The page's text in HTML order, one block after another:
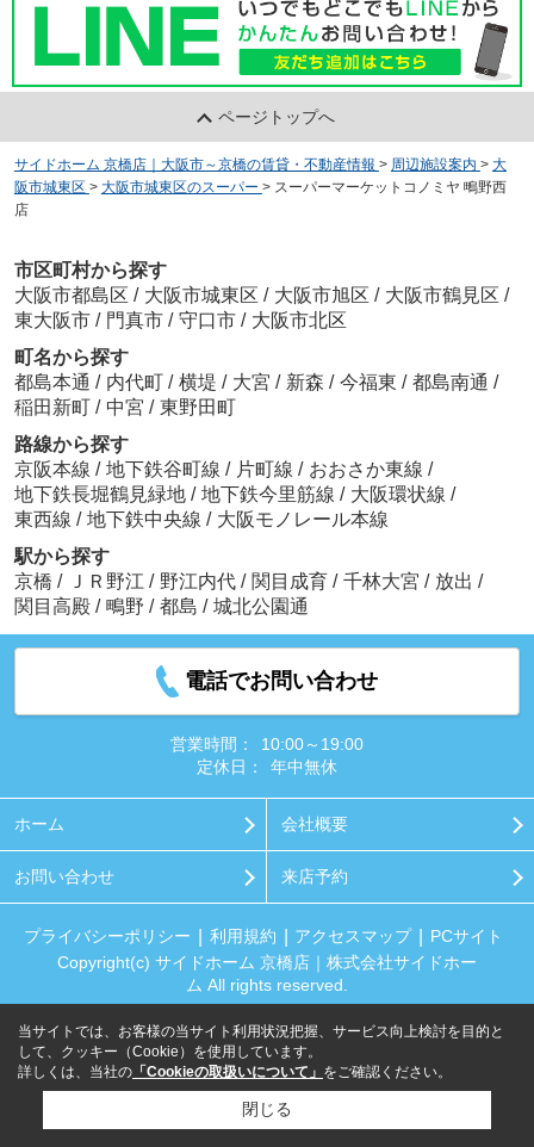
ページトップへ
サイドホーム 京橋店｜大阪市～京橋の賃貸・不動産情報 > 周辺施設案内 > 大
阪市城東区 > 大阪市城東区のスーパー > スーパーマーケットコノミヤ 鴫野西
店
市区町村から探す
大阪市都島区 / 大阪市城東区 / 大阪市旭区 / 大阪市鶴見区 /
東大阪市 / 門真市 / 守口市 / 大阪市北区
町名から探す
都島本通 / 内代町 / 横堤 / 大宮 / 新森 / 今福東 / 都島南通 /
稲田新町 / 中宮 / 東野田町
路線から探す
京阪本線 / 地下鉄谷町線 / 片町線 / おおさか東線 /
地下鉄長堀鶴見緑地 / 地下鉄今里筋線 / 大阪環状線 /
東西線 / 地下鉄中央線 / 大阪モノレール本線
駅から探す
京橋 / ＪＲ野江 / 野江内代 / 関目成育 / 千林大宮 / 放出 /
関目高殿 / 鴫野 / 都島 / 城北公園通
電話でお問い合わせ
営業時間：
10:00～19:00
定休日：
年中無休
ホーム 会社概要
お問い合わせ 来店予約
プライバシーポリシー 利用規約 アクセスマップ
PCサイト
Copyright(c) サイドホーム 京橋店｜株式会社サイドホー
ム All rights reserved.
当サイトでは、お客様の当サイト利用状況把握、サービス向上検討を目的と
して、クッキー（Cookie）を使用しています。
詳しくは、当社の 「Cookieの取扱いについて」 をご確認ください。
閉じる